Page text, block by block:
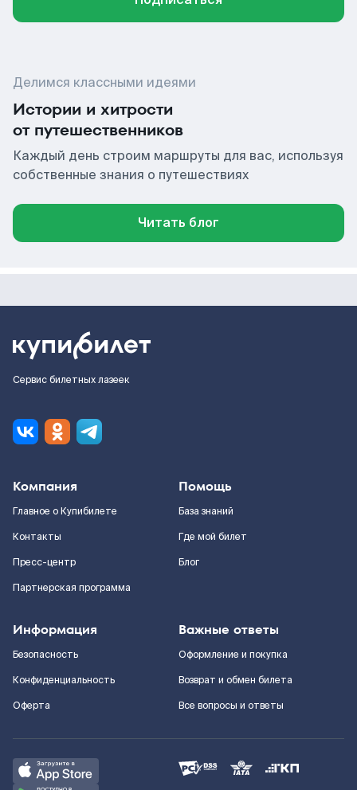
Делимся классными идеями
Истории и хитрости
от путешественников
Каждый день строим маршруты для вас, используя
собственные знания о путешествиях
Читать блог
Сервис билетных лазеек
Компания
Главное о Купибилете
Контакты
Пресс-центр
Партнерская программа
Помощь
База знаний
Где мой билет
Блог
Информация
Безопасность
Конфиденциальность
Оферта
Важные ответы
Оформление и покупка
Возврат и обмен билета
Все вопросы и ответы